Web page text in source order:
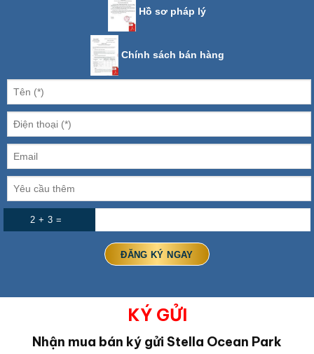
Hồ sơ pháp lý
Chính sách bán hàng
2 + 3 =
KÝ GỬI
Nhận mua bán ký gửi Stella Ocean Park